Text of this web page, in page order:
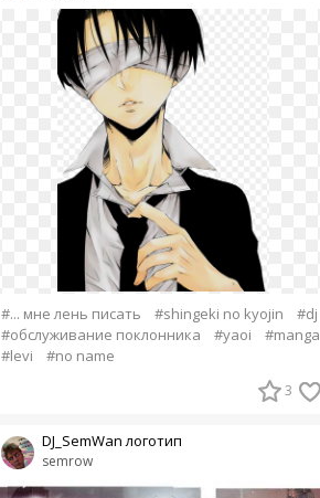
#... мне лень писать #shingeki no kyojin
#dj
#обслуживание поклонника
#yaoi
#manga
#levi
#no name
3
semrow
DJ_SemWan логотип